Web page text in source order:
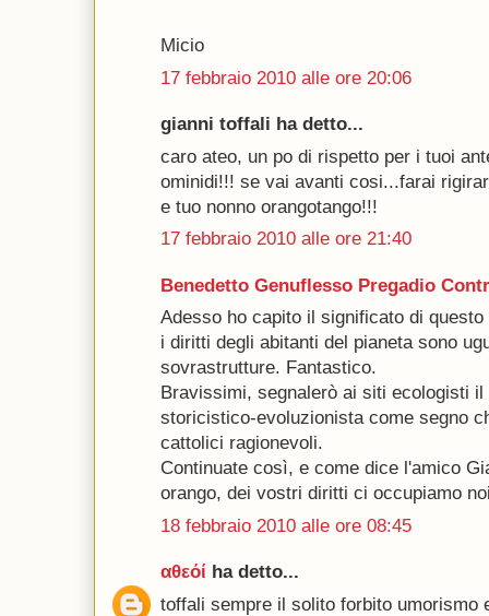
Micio
17 febbraio 2010 alle ore 20:06
gianni toffali ha detto...
caro ateo, un po di rispetto per i tuoi
ominidi!!! se vai avanti cosi...farai
e tuo nonno orangotango!!!
17 febbraio 2010 alle ore 21:40
Benedetto Genuflesso Pregadio
Adesso ho capito il significato di
i diritti degli abitanti del pianeta sono
sovrastrutture. Fantastico.
Bravissimi, segnalerò ai siti ecologisti
storicistico-evoluzionista come segno
cattolici ragionevoli.
Continuate così, e come dice l'amico
orango, dei vostri diritti ci occupiamo
18 febbraio 2010 alle ore 08:45
αθεόί ha detto...
toffali sempre il solito forbito umorismo